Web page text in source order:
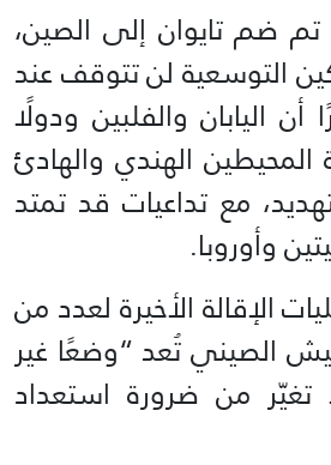
تم ضم تايوان إلى الصين،
التوسعية لن تتوقف عند
أن اليابان والفلبين ودولًا
الهندي والهادئ
مع تداعيات قد تمتد
وأوروبا.
الإقالة الأخيرة لعدد من
الصيني تُعد “وضعًا غير
تغيّر من ضرورة استعداد